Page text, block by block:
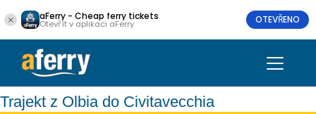
aFerry - Cheap ferry tickets
Otevřít v aplikaci aFerry OTEVŘENO
Trajekt z Olbia do Civitavecchia